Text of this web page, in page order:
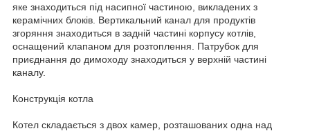
яке знаходиться під насипної частиною, викладених з
керамічних блоків. Вертикальний канал для продуктів
згоряння знаходиться в задній частині корпусу котлів,
оснащений клапаном для розтоплення. Патрубок для
приєднання до димоходу знаходиться у верхній частині
каналу.
Конструкція котла
Котел складається з двох камер, розташованих одна над